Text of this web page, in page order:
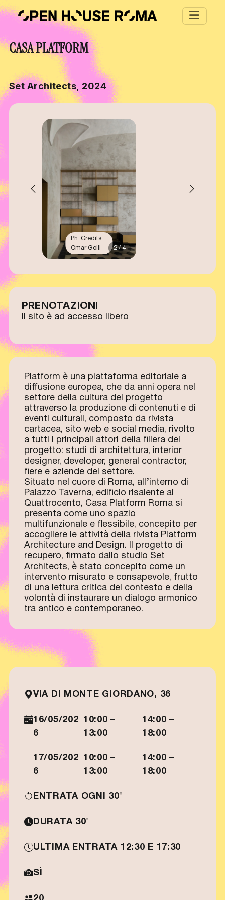
Salta al contenuto principale
CASA PLATFORM
Set Architects, 2024
2 / 4
Ph. Credits
Omar Golli
PRENOTAZIONI
Il sito è ad accesso libero
Platform è una piattaforma editoriale a
diffusione europea, che da anni opera nel
settore della cultura del progetto
attraverso la produzione di contenuti e di
eventi culturali, composto da rivista
cartacea, sito web e social media, rivolto
a tutti i principali attori della filiera del
progetto: studi di architettura, interior
designer, developer, general contractor,
fiere e aziende del settore.
Situato nel cuore di Roma, all’interno di
Palazzo Taverna, edificio risalente al
Quattrocento, Casa Platform Roma si
presenta come uno spazio
multifunzionale e flessibile, concepito per
accogliere le attività della rivista Platform
Architecture and Design. Il progetto di
recupero, firmato dallo studio Set
Architects, è stato concepito come un
intervento misurato e consapevole, frutto
di una lettura critica del contesto e della
volontà di instaurare un dialogo armonico
tra antico e contemporaneo.
VIA DI MONTE GIORDANO, 36
16/05/202
6
10:00 –
13:00
14:00 –
18:00
17/05/202
6
10:00 –
13:00
14:00 –
18:00
ENTRATA OGNI 30'
DURATA 30'
ULTIMA ENTRATA 12:30 E 17:30
SÌ